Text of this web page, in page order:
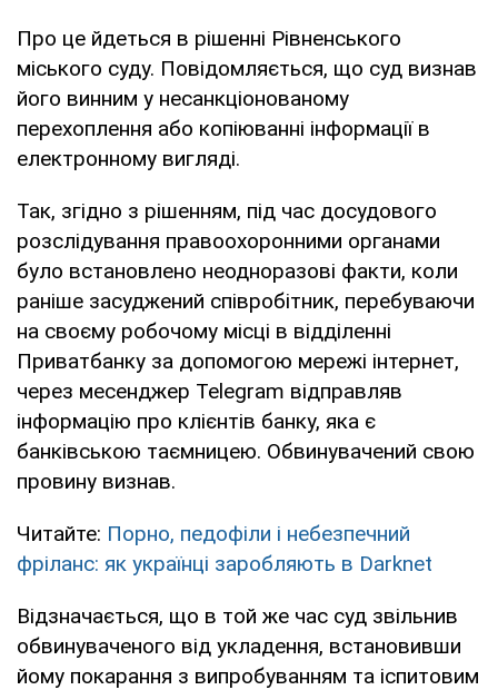
Про це йдеться в рішенні Рівненського
міського суду. Повідомляється, що суд визнав
його винним у несанкціонованому
перехоплення або копіюванні інформації в
електронному вигляді.
Так, згідно з рішенням, під час досудового
розслідування правоохоронними органами
було встановлено неодноразові факти, коли
раніше засуджений співробітник, перебуваючи
на своєму робочому місці в відділенні
Приватбанку за допомогою мережі інтернет,
через месенджер Telegram відправляв
інформацію про клієнтів банку, яка є
банківською таємницею. Обвинувачений свою
провину визнав.
Читайте: Порно, педофіли і небезпечний
фріланс: як українці заробляють в Darknet
Відзначається, що в той же час суд звільнив
обвинуваченого від укладення, встановивши
йому покарання з випробуванням та іспитовим